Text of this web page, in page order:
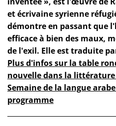
et écrivaine syrienne
démontre en passant que
efficace à bien des maux,
de l'exil. Elle est traduite
Plus d'infos sur la table
nouvelle dans la littérature
Semaine de la langue
programme